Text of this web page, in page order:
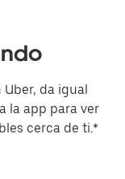
da igual
la app para ver
cerca de ti.*